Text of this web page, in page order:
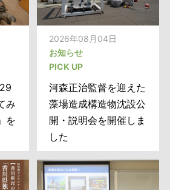
お知らせ
PICK UP
香川大学博物館 第29
回企画展「くらべてみ
よう動物のからだ」を
開催中
み
を
2026年08月04日
お知らせ
PICK UP
河森正治監督を迎えた
藻場造成構造物沈設公
開・説明会を開催しま
した